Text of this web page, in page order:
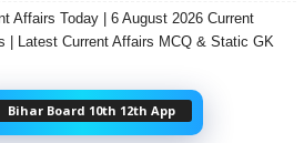
Affairs Today | 6 August 2026 Current
| Latest Current Affairs MCQ & Static GK
Bihar Board 10th 12th App